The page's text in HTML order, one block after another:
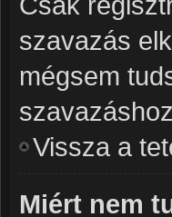
szavazás
mégsem
Vissza a
Miért nem